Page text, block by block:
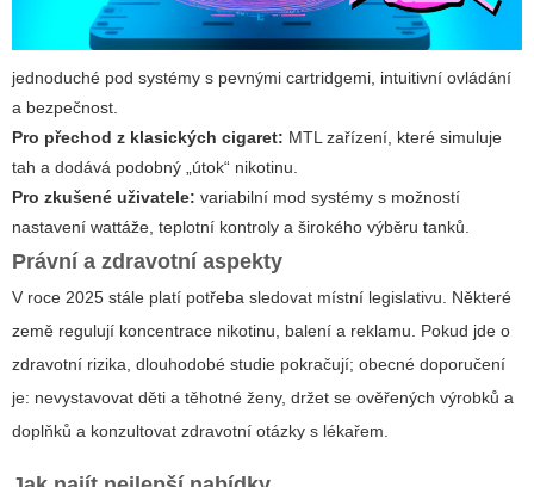
jednoduché pod systémy s pevnými cartridgemi, intuitivní ovládání
a bezpečnost.
Pro přechod z klasických cigaret: MTL zařízení, které simuluje
tah a dodává podobný „útok“ nikotinu.
Pro zkušené uživatele: variabilní mod systémy s možností
nastavení wattáže, teplotní kontroly a širokého výběru tanků.
Právní a zdravotní aspekty
V roce 2025 stále platí potřeba sledovat místní legislativu. Některé
země regulují koncentrace nikotinu, balení a reklamu. Pokud jde o
zdravotní rizika, dlouhodobé studie pokračují; obecné doporučení
je: nevystavovat děti a těhotné ženy, držet se ověřených výrobků a
doplňků a konzultovat zdravotní otázky s lékařem.